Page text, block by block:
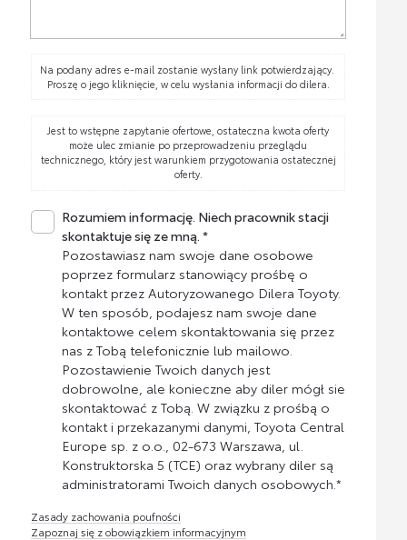
Na podany adres e-mail zostanie wysłany link potwierdzający.
Proszę o jego kliknięcie, w celu wysłania informacji do dilera.
Jest to wstępne zapytanie ofertowe, ostateczna kwota oferty
może ulec zmianie po przeprowadzeniu przeglądu
technicznego, który jest warunkiem przygotowania ostatecznej
oferty.
Rozumiem informację. Niech pracownik stacji
skontaktuje się ze mną. *
Pozostawiasz nam swoje dane osobowe
poprzez formularz stanowiący prośbę o
kontakt przez Autoryzowanego Dilera Toyoty.
W ten sposób, podajesz nam swoje dane
kontaktowe celem skontaktowania się przez
nas z Tobą telefonicznie lub mailowo.
Pozostawienie Twoich danych jest
dobrowolne, ale konieczne aby diler mógł sie
skontaktować z Tobą. W związku z prośbą o
kontakt i przekazanymi danymi, Toyota Central
Europe sp. z o.o., 02-673 Warszawa, ul.
Konstruktorska 5 (TCE) oraz wybrany diler są
administratorami Twoich danych osobowych.*
Zasady zachowania poufności
Zapoznaj się z obowiązkiem informacyjnym